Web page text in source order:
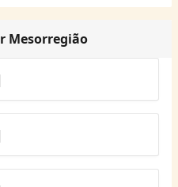
Mesorregião